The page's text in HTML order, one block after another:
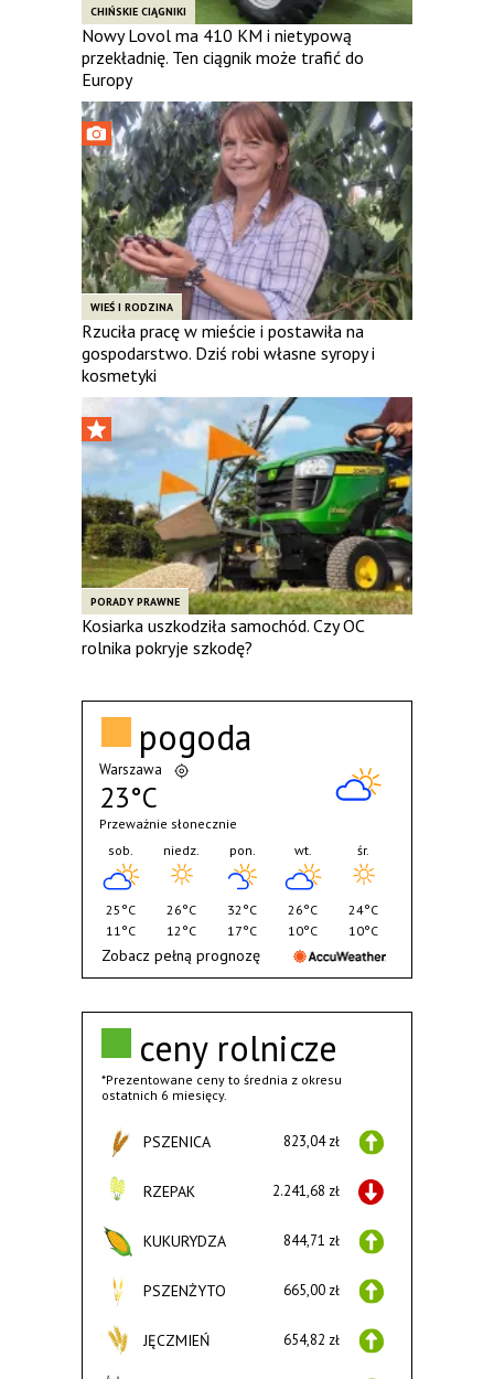
CHIŃSKIE CIĄGNIKI
Nowy Lovol ma 410 KM i nietypową
przekładnię. Ten ciągnik może trafić do
Europy
WIEŚ I RODZINA
Rzuciła pracę w mieście i postawiła na
gospodarstwo. Dziś robi własne syropy i
kosmetyki
PORADY PRAWNE
Kosiarka uszkodziła samochód. Czy OC
rolnika pokryje szkodę?
ceny rolnicze
*Prezentowane ceny to średnia z okresu
ostatnich 6 miesięcy.
PSZENICA 823,04 zł
RZEPAK 2.241,68 zł
KUKURYDZA 844,71 zł
PSZENŻYTO 665,00 zł
JĘCZMIEŃ 654,82 zł
pogoda
Warszawa
23°C
Przeważnie słonecznie
sob.
25°C
11°C
niedz.
26°C
12°C
pon.
32°C
17°C
wt.
26°C
10°C
śr.
24°C
10°C
Zobacz pełną prognozę